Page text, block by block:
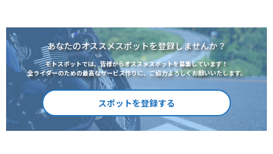
あなたのオススメスポットを登録しませんか？
モトスポットでは、皆様からオススメスポットを募集しています！
全ライダーのための最高なサービス作りに、ご協力よろしくお願いいたします。
スポットを登録する